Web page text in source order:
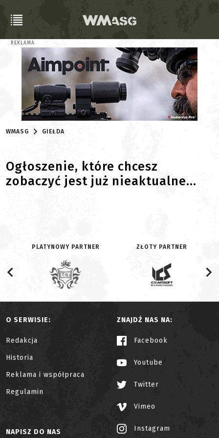
REKLAMA
WMASG GIEŁDA
Ogłoszenie, które chcesz
zobaczyć jest już nieaktualne...
PLATYNOWY PARTNER ZŁOTY PARTNER
O SERWISIE:
Redakcja
Historia
Reklama i współpraca
Regulamin
ZNAJDŹ NAS NA:
Facebook
Youtube
Twitter
Vimeo
Instagram
NAPISZ DO NAS